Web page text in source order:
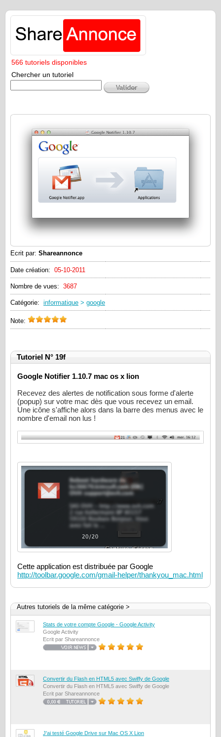
566 tutoriels disponibles
Chercher un tutoriel
Ecrit par: Shareannonce
Date création: 05-10-2011
Nombre de vues: 3687
Catégorie: informatique > google
Note:
Tutoriel N° 19f
Google Notifier 1.10.7 mac os x lion
Recevez des alertes de notification sous forme d'alerte
(popup) sur votre mac dès que vous recevez un email.
Une icône s'affiche alors dans la barre des menus avec le
nombre d'email non lus !
Cette application est distribuée par Google
http://toolbar.google.com/gmail-helper/thankyou_mac.html
Autres tutoriels de la même catégorie >
Stats de votre compte Google - Google Activity
Google Activity
Ecrit par Shareannonce
Convertir du Flash en HTML5 avec Swiffy de Google
Convertir du Flash en HTML5 avec Swiffy de Google
Ecrit par Shareannonce
J'ai testé Google Drive sur Mac OS X Lion